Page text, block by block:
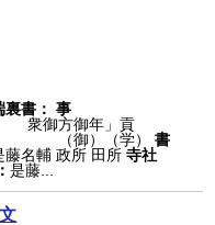
裏書： 事
年」貢
学）
書
藤名輔 政所 田所 寺社
是藤...